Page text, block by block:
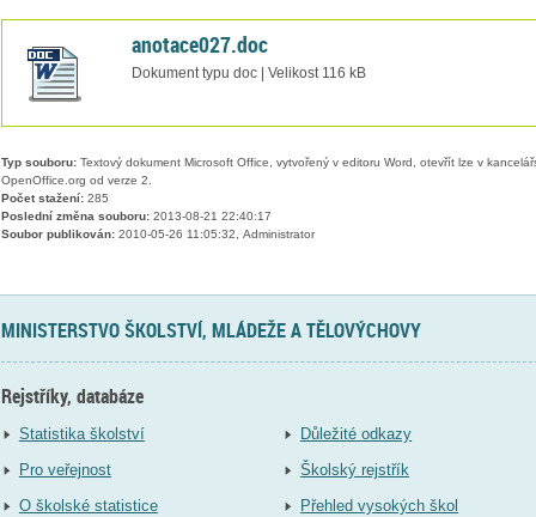
anotace027.doc
Dokument typu doc | Velikost 116 kB
Typ souboru:Textový dokument Microsoft Office, vytvořený v editoru Word, otevřít lze v
OpenOffice.org od verze 2.
Počet stažení:285
Poslední změna souboru:2013-08-21 22:40:17
Soubor publikován:2010-05-26 11:05:32, Administrator
MINISTERSTVO ŠKOLSTVÍ, MLÁDEŽE A TĚLOVÝCHOVY
Rejstříky, databáze
Statistika školství
Pro veřejnost
O školské statistice
Důležité odkazy
Školský rejstřík
Přehled vysokých škol